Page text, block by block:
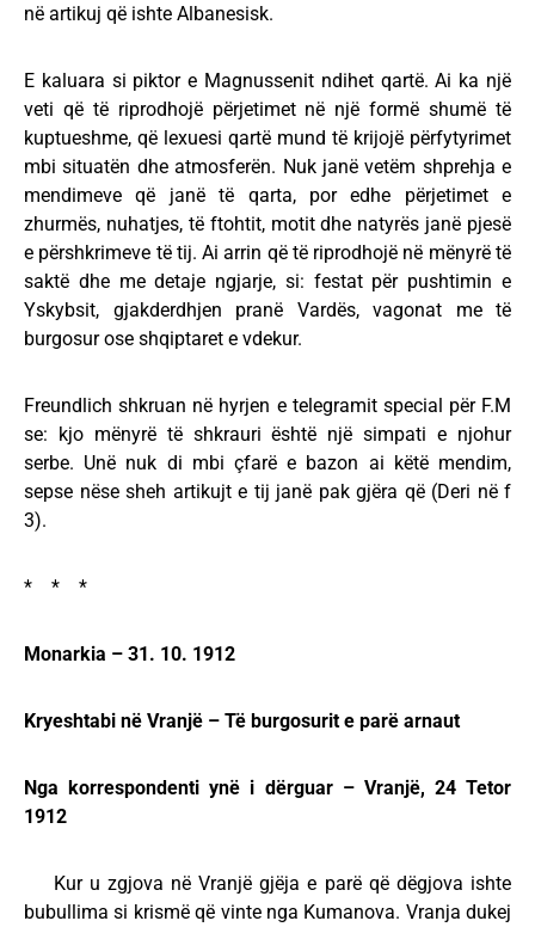
në artikuj që ishte Albanesisk.
E kaluara si piktor e Magnussenit ndihet qartë. Ai ka një
veti që të riprodhojë përjetimet në një formë shumë të
kuptueshme, që lexuesi qartë mund të krijojë përfytyrimet
mbi situatën dhe atmosferën. Nuk janë vetëm shprehja e
mendimeve që janë të qarta, por edhe përjetimet e
zhurmës, nuhatjes, të ftohtit, motit dhe natyrës janë pjesë
e përshkrimeve të tij. Ai arrin që të riprodhojë në mënyrë të
saktë dhe me detaje ngjarje, si: festat për pushtimin e
Yskybsit, gjakderdhjen pranë Vardës, vagonat me të
burgosur ose shqiptaret e vdekur.
Freundlich shkruan në hyrjen e telegramit special për F.M
se: kjo mënyrë të shkrauri është një simpati e njohur
serbe. Unë nuk di mbi çfarë e bazon ai këtë mendim,
sepse nëse sheh artikujt e tij janë pak gjëra që (Deri në f
3).
* * *
Monarkia – 31. 10. 1912
Kryeshtabi në Vranjë – Të burgosurit e parë arnaut
Nga korrespondenti ynë i dërguar – Vranjë, 24 Tetor
1912
Kur u zgjova në Vranjë gjëja e parë që dëgjova ishte
bubullima si krismë që vinte nga Kumanova. Vranja dukej